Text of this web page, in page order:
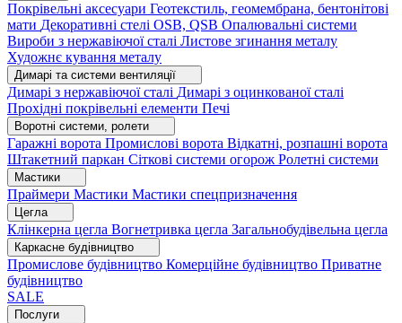
Покрівельні аксесуари Геотекстиль, геомембрана, бентонітові
мати Декоративні стелі OSB, QSB Опалювальні системи
Вироби з нержавіючої сталі Листове згинання металу
Художнє кування металу
Димарі та системи вентиляції
Димарі з нержавіючої сталі Димарі з оцинкованої сталі
Прохідні покрівельні елементи Печі
Воротні системи, ролети
Гаражні ворота Промислові ворота Відкатні, розпашні ворота
Штакетний паркан Сіткові системи огорож Ролетні системи
Мастики
Праймери Мастики Мастики спецпризначення
Цегла
Клінкерна цегла Вогнетривка цегла Загальнобудівельна цегла
Каркасне будівництво
Промислове будівництво Комерційне будівництво Приватне
будівництво
SALE
Послуги